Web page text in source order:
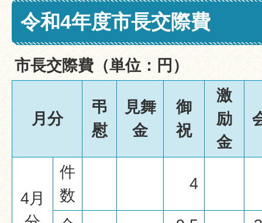
令和4年度市長交際費
市長交際費（単位：円）
月分
弔
慰
見舞
金
御
祝
激
励
金
4月
件
数
4